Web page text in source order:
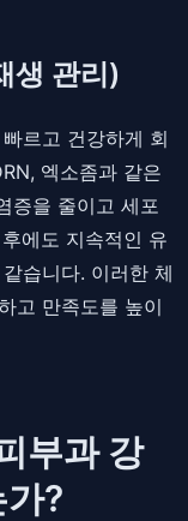
생 관리)
르고 건강하게 회
엑소좀과 같은
증을 줄이고 세포
에도 지속적인 유
습니다. 이러한 체
고 만족도를 높이
부과 강
?